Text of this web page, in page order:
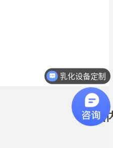
国
乳化设备定制
热线电话：18068296512